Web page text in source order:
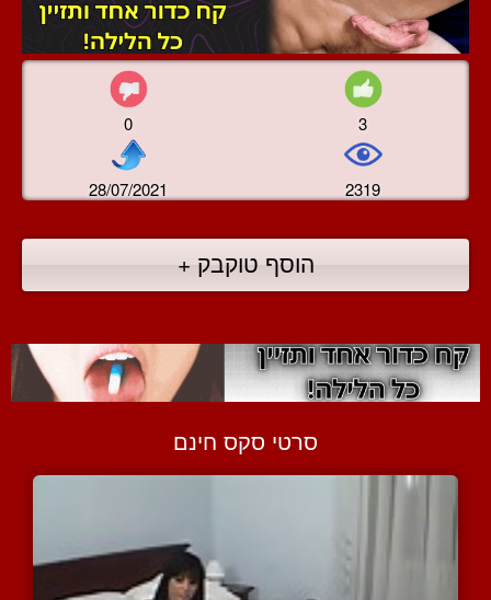
0 3
28/07/2021 2319
הוסף טוקבק +
סרטי סקס חינם